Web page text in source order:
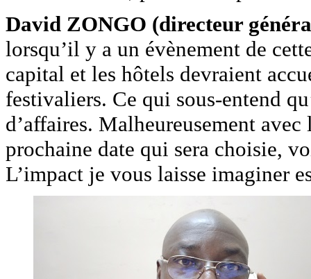
David ZONGO (directeur
lorsqu’il y a un évènement de
capital et les hôtels devraient
festivaliers. Ce qui sous-entend
d’affaires. Malheureusement
prochaine date qui sera choisie,
L’impact je vous laisse imaginer